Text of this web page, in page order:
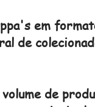
em
de
de